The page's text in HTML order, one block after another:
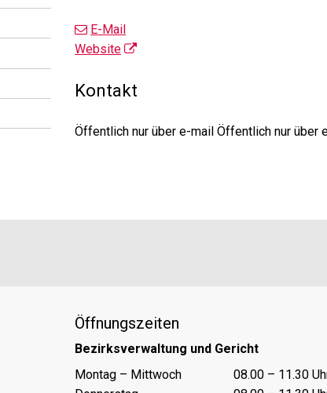
E-Mail
Website
Kontakt
Öffentlich nur über e-mail Öffentlich nur über
Öffnungszeiten
Bezirksverwaltung und Gericht
TagÖffnungszeiten Vormittag
Montag – Mittwoch 08.00 – 11.30